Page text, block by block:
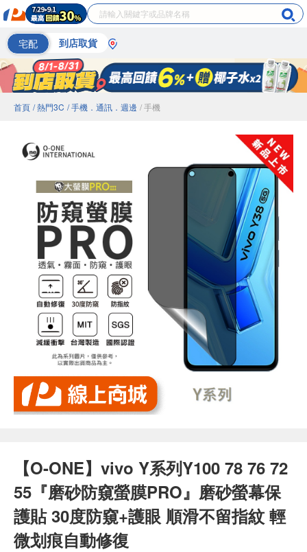
宅配 到店取貨
首頁 / 熱門3C / 手機．通訊．週邊 / 手機
【O-ONE】vivo Y系列Y100 78 76 72
55『磨砂防窺螢膜PRO』磨砂螢幕保
護貼 30度防窺+護眼 順滑不留指紋 輕
微划痕自動修復